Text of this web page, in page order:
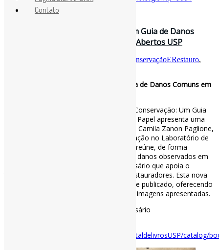
17 de outubro de 2025
Glossário Visual de Conservação: Um Guia de Danos
Comuns em Papéis e Livros / Livros Abertos USP
ConservaçãoERestauro,
Glossário Visual de Conservação: Um Guia de Danos Comuns em
A segunda edição do Glossário Visual de Conservação: Um Guia
de Danos Comuns em Livros e Obras em Papel apresenta uma
versão revista do trabalho de pesquisa de Camila Zanon Paglione,
desenvolvido durante seu período de atuação no Laboratório de
Conservação e Restauro da BBM. O livro reúne, de forma
sintética e ilustrada, os principais tipos de danos observados em
livros e documentos, compondo um glossário que apoia o
trabalho cotidiano de conservadores e restauradores. Esta nova
edição aprimora o conteúdo originalmente publicado, oferecendo
maior precisão e clareza nas definições e imagens apresentadas.
#ConservaçãoERestauro #LivrosCI #Glossário
https://www.livrosabertos.abcd.usp.br/portaldelivrosUSP/catalog/
Contato